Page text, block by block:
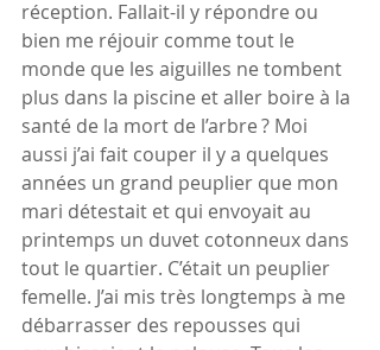
réception. Fallait-il y répondre ou
bien me réjouir comme tout le
monde que les aiguilles ne tombent
plus dans la piscine et aller boire à la
santé de la mort de l’arbre ? Moi
aussi j’ai fait couper il y a quelques
années un grand peuplier que mon
mari détestait et qui envoyait au
printemps un duvet cotonneux dans
tout le quartier. C’était un peuplier
femelle. J’ai mis très longtemps à me
débarrasser des repousses qui